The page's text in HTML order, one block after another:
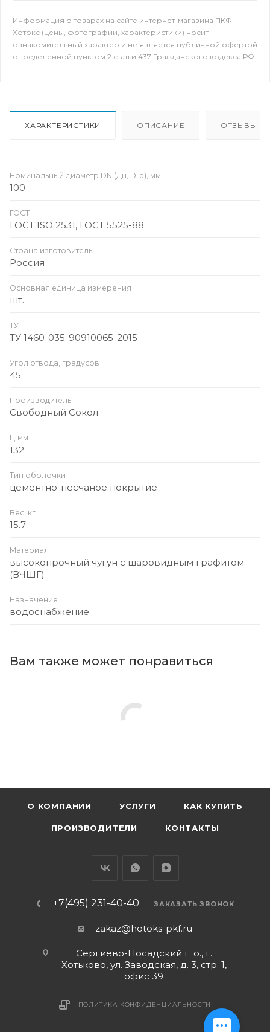
Информация о товарах на сайте интернет-магазина ПКФ-
Хотокс (цены, фотографии, характеристики) носит
ознакомительный характер и не является публичной офертой
определенной пунктом 2 статьи 437 Гражданского кодекса РФ.
ХАРАКТЕРИСТИКИ ОПИСАНИЕ ОТЗЫВЫ
Номинальный диаметр DN (Дн, D, d), мм
100
ГОСТ
ГОСТ ISO 2531, ГОСТ 5525-88
Страна изготовитель
Россия
Основная единица измерения
шт.
ТУ
ТУ 1460-035-90910065-2015
Угол отвода, градусов
45
Производитель
Свободный Сокол
L, мм
132
Тип оболочки
цементно-песчаное покрытие
Вес, кг
15.7
Материал
высокопрочный чугун с шаровидным графитом
(ВЧШГ)
Назначение
водоснабжение
Вам также может понравиться
О КОМПАНИИ УСЛУГИ КАК КУПИТЬ
ПРОИЗВОДИТЕЛИ КОНТАКТЫ
+7(495) 231-40-40 ЗАКАЗАТЬ ЗВОНОК
zakaz@hotoks-pkf.ru
Сергиево-Посадский г. о., г.
Хотьково, ул. Заводская, д. 3, стр. 1,
офис 39
ПОЛИТИКА КОНФИДЕНЦИАЛЬНОСТИ